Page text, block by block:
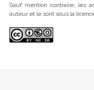
Sauf mention contraire, les
auteur et le sont sous la